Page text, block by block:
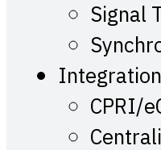
Signal
CPRI/